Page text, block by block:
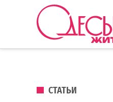
Перейти к содержанию
ОПУБЛИКОВАНО В
СТАТЬИ